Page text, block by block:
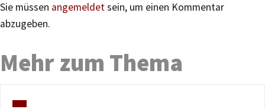
Sie müssen angemeldetsein, um einen Kommentar
abzugeben.
Mehr zum Thema